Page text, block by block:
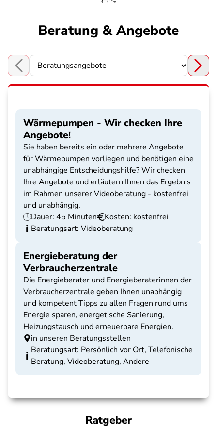
Beratung & Angebote
Choose a section
Wärmepumpen - Wir checken Ihre
Angebote!
Sie haben bereits ein oder mehrere Angebote
für Wärmepumpen vorliegen und benötigen eine
unabhängige Entscheidungshilfe? Wir checken
Ihre Angebote und erläutern Ihnen das Ergebnis
im Rahmen unserer Videoberatung - kostenfrei
und unabhängig.
Dauer: 45 Minuten
Kosten: kostenfrei
Beratungsart: Videoberatung
Energieberatung der
Verbraucherzentrale
Die Energieberater und Energieberaterinnen der
Verbraucherzentrale geben Ihnen unabhängig
und kompetent Tipps zu allen Fragen rund ums
Energie sparen, energetische Sanierung,
Heizungstausch und erneuerbare Energien.
in unseren Beratungsstellen
Beratungsart: Persönlich vor Ort, Telefonische
Beratung, Videoberatung, Andere
Ratgeber